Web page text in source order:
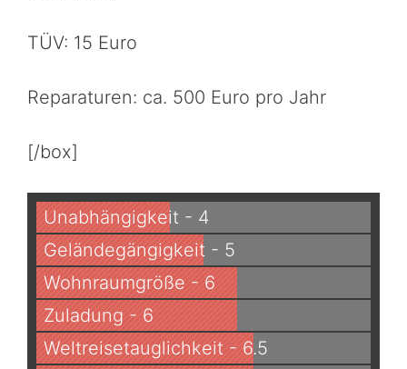
TÜV: 15 Euro
Reparaturen: ca. 500 Euro pro Jahr
[/box]
Unabhängigkeit - 4
Geländegängigkeit - 5
Wohnraumgröße - 6
Zuladung - 6
Weltreisetauglichkeit - 6.5